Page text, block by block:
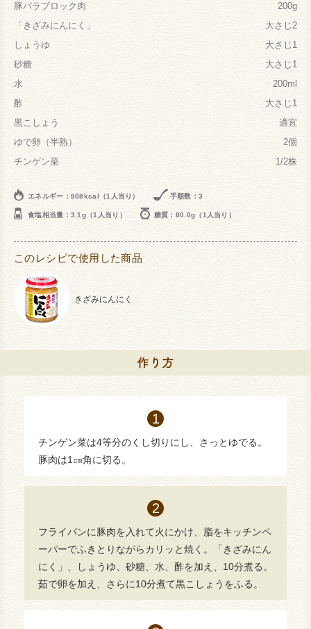
豚バラブロック肉
200g
「きざみにんにく」
大さじ2
しょうゆ
大さじ1
砂糖
大さじ1
水
200ml
酢
大さじ1
黒こしょう
適宜
ゆで卵（半熟）
2個
チンゲン菜
1/2株
エネルギー：808kcal（1人当り） 手順数：3
食塩相当量：3.1g（1人当り） 糖質：80.0g（1人当り）
このレシピで使用した商品
きざみにんにく
チンゲン菜は4等分のくし切りにし、さっとゆでる。
豚肉は1㎝角に切る。
フライパンに豚肉を入れて火にかけ、脂をキッチンペ
ーパーでふきとりながらカリッと焼く。「きざみにん
にく」、しょうゆ、砂糖、水、酢を加え、10分煮る。
茹で卵を加え、さらに10分煮て黒こしょうをふる。